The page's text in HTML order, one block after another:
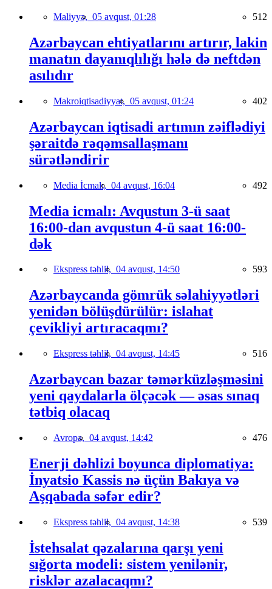
Maliyyə, 05 avqust, 01:28 512
Azərbaycan ehtiyatlarını artırır, lakin
manatın dayanıqlılığı hələ də neftdən
asılıdır
Makroiqtisadiyyat, 05 avqust, 01:24 402
Azərbaycan iqtisadi artımın zəiflədiyi
şəraitdə rəqəmsallaşmanı
sürətləndirir
Media İcmalı, 04 avqust, 16:04 492
Media icmalı: Avqustun 3-ü saat
16:00-dan avqustun 4-ü saat 16:00-
dək
Ekspress təhlil, 04 avqust, 14:50 593
Azərbaycanda gömrük səlahiyyətləri
yenidən bölüşdürülür: islahat
çevikliyi artıracaqmı?
Ekspress təhlil, 04 avqust, 14:45 516
Azərbaycan bazar təmərküzləşməsini
yeni qaydalarla ölçəcək — əsas sınaq
tətbiq olacaq
Avropa, 04 avqust, 14:42 476
Enerji dəhlizi boyunca diplomatiya:
İnyatsio Kassis nə üçün Bakıya və
Aşqabada səfər edir?
Ekspress təhlil, 04 avqust, 14:38 539
İstehsalat qəzalarına qarşı yeni
sığorta modeli: sistem yenilənir,
risklər azalacaqmı?